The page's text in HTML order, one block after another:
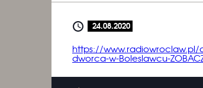
24.08.2020
https://www.radiowroclaw.pl/
dworca-w-Boleslawcu-